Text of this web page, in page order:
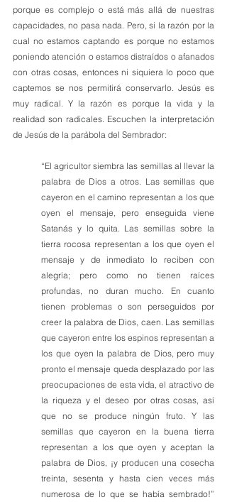
porque es complejo o está más allá de nuestras
capacidades, no pasa nada. Pero, si la razón por la
cual no estamos captando es porque no estamos
poniendo atención o estamos distraídos o afanados
con otras cosas, entonces ni siquiera lo poco que
captemos se nos permitirá conservarlo. Jesús es
muy radical. Y la razón es porque la vida y la
realidad son radicales. Escuchen la interpretación
de Jesús de la parábola del Sembrador:
“El agricultor siembra las semillas al llevar la
palabra de Dios a otros. Las semillas que
cayeron en el camino representan a los que
oyen el mensaje, pero enseguida viene
Satanás y lo quita. Las semillas sobre la
tierra rocosa representan a los que oyen el
mensaje y de inmediato lo reciben con
alegría; pero como no tienen raíces
profundas, no duran mucho. En cuanto
tienen problemas o son perseguidos por
creer la palabra de Dios, caen. Las semillas
que cayeron entre los espinos representan a
los que oyen la palabra de Dios, pero muy
pronto el mensaje queda desplazado por las
preocupaciones de esta vida, el atractivo de
la riqueza y el deseo por otras cosas, así
que no se produce ningún fruto. Y las
semillas que cayeron en la buena tierra
representan a los que oyen y aceptan la
palabra de Dios, ¡y producen una cosecha
treinta, sesenta y hasta cien veces más
numerosa de lo que se había sembrado!”